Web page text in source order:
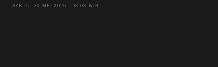
SABTU, 30 MEI 2026 - 08:08 WIB